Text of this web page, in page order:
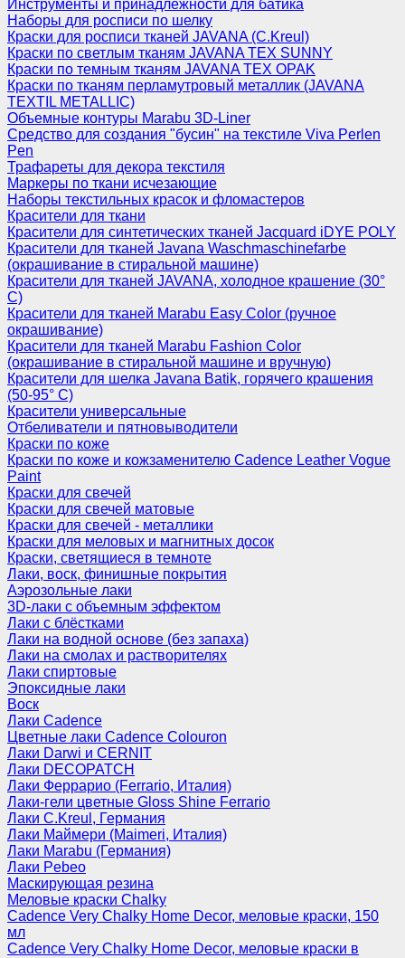
Инструменты и принадлежности для батика
Наборы для росписи по шелку
Краски для росписи тканей JAVANA (C.Kreul)
Краски по светлым тканям JAVANA TEX SUNNY
Краски по темным тканям JAVANA TEX OPAK
Краски по тканям перламутровый металлик (JAVANA
TEXTIL METALLIC)
Объемные контуры Marabu 3D-Liner
Средство для создания "бусин" на текстиле Viva Perlen
Pen
Трафареты для декора текстиля
Маркеры по ткани исчезающие
Наборы текстильных красок и фломастеров
Красители для ткани
Красители для синтетических тканей Jacquard iDYE POLY
Красители для тканей Javana Waschmaschinefarbe
(окрашивание в стиральной машине)
Красители для тканей JAVANA, холодное крашение (30°
С)
Красители для тканей Marabu Easy Color (ручное
окрашивание)
Красители для тканей Marabu Fashion Color
(окрашивание в стиральной машине и вручную)
Красители для шелка Javana Batik, горячего крашения
(50-95° С)
Красители универсальные
Отбеливатели и пятновыводители
Краски по коже
Краски по коже и кожзаменителю Cadence Leather Vogue
Paint
Краски для свечей
Краски для свечей матовые
Краски для свечей - металлики
Краски для меловых и магнитных досок
Краски, светящиеся в темноте
Лаки, воск, финишные покрытия
Аэрозольные лаки
3D-лаки с объемным эффектом
Лаки с блёстками
Лаки на водной основе (без запаха)
Лаки на смолах и растворителях
Лаки спиртовые
Эпоксидные лаки
Воск
Лаки Cadence
Цветные лаки Cadence Colouron
Лаки Darwi и CERNIT
Лаки DECOPATCH
Лаки Феррарио (Ferrario, Италия)
Лаки-гели цветные Gloss Shine Ferrario
Лаки C.Kreul, Германия
Лаки Маймери (Maimeri, Италия)
Лаки Marabu (Германия)
Лаки Pebeo
Маскирующая резина
Меловые краски Chalky
Cadence Very Chalky Home Decor, меловые краски, 150
мл
Cadence Very Chalky Home Decor, меловые краски в